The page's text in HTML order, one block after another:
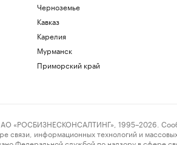
Черноземье
Кавказ
Карелия
Мурманск
Приморский край
1995–2026.
связи, информационных технологий и